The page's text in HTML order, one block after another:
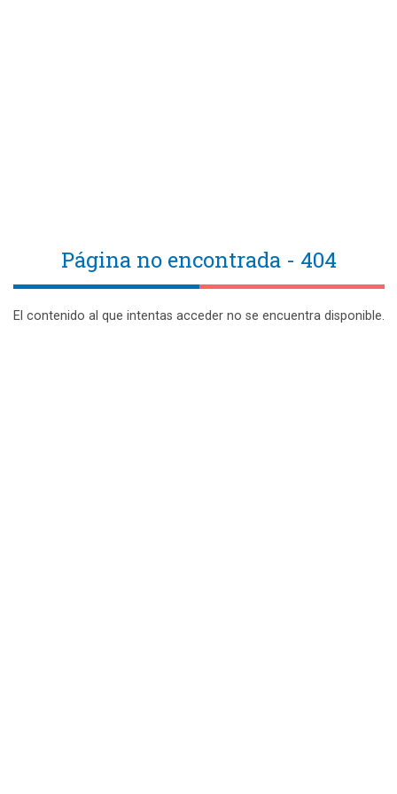
Página no encontrada - 404
El contenido al que intentas acceder no se encuentra disponible.